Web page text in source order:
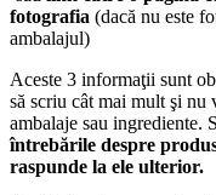
fotografia (dacă nu este
ambalajul)
Aceste 3 informaţii sunt
să scriu cât mai mult şi nu
ambalaje sau ingrediente.
întrebările despre
raspunde la ele ulterior.